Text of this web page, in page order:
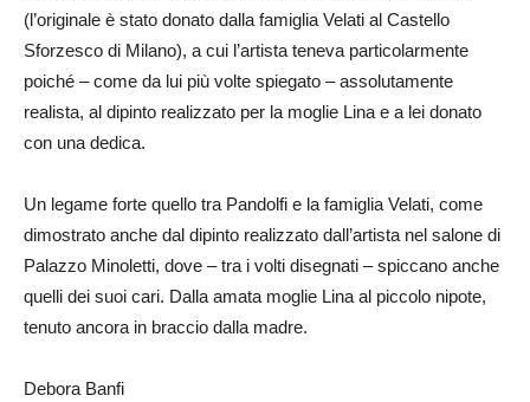
(l’originale è stato donato dalla famiglia Velati al Castello
Sforzesco di Milano), a cui l’artista teneva particolarmente
poiché – come da lui più volte spiegato – assolutamente
realista, al dipinto realizzato per la moglie Lina e a lei donato
con una dedica.
Un legame forte quello tra Pandolfi e la famiglia Velati, come
dimostrato anche dal dipinto realizzato dall’artista nel salone di
Palazzo Minoletti, dove – tra i volti disegnati – spiccano anche
quelli dei suoi cari. Dalla amata moglie Lina al piccolo nipote,
tenuto ancora in braccio dalla madre.
Debora Banfi